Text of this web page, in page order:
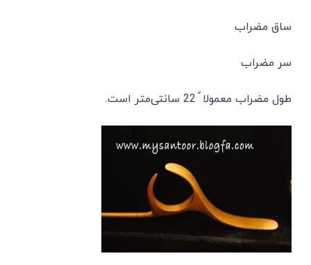
ساق مضراب
سر مضراب
طول مضراب معمولا ً 22 سانتی‌متر است.